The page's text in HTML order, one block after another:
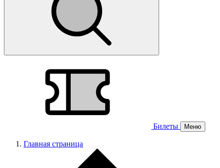
Билеты Меню
Главная страница